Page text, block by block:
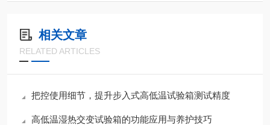
相关文章
RELATED ARTICLES
把控使用细节，提升步入式高低温试验箱测试精度
高低温湿热交变试验箱的功能应用与养护技巧